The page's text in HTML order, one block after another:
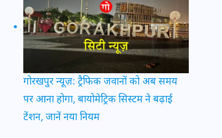
गोरखपुर न्यूज़: ट्रैफिक जवानों को अब समय
पर आना होगा, बायोमेट्रिक सिस्टम ने बढ़ाई
टेंशन, जानें नया नियम